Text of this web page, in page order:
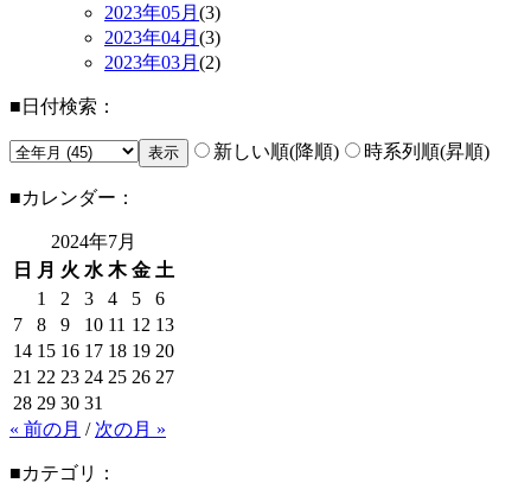
2023年05月 (3)
2023年04月 (3)
2023年03月 (2)
■日付検索：
新しい順(降順) 時系列順(昇順)
■カレンダー：
2024年7月
日
月 火 水 木 金 土
1
2 3 4 5
6
7
8 9 10 11 12 13
14 15 16 17 18 19 20
21 22 23 24 25 26 27
28 29 30 31
« 前の月 / 次の月 »
■カテゴリ：